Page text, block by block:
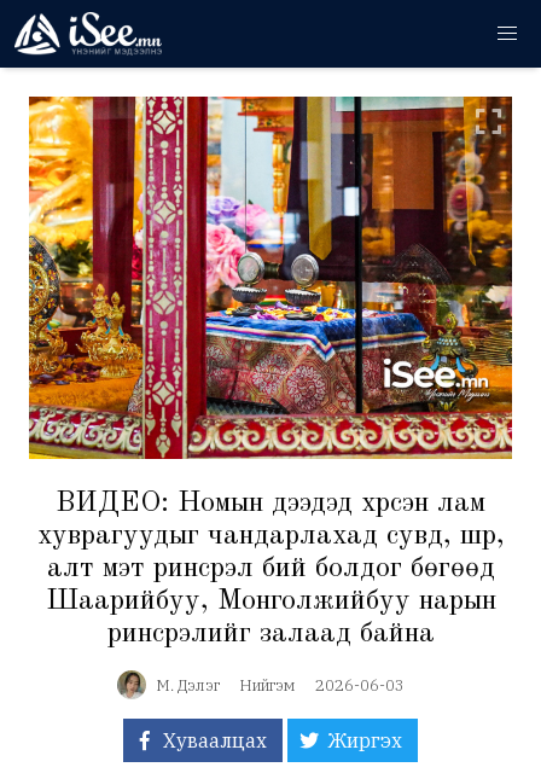
ВИДЕО: Номын дээдэд хүрсэн лам
хуврагуудыг чандарлахад сувд, шүр,
алт мэт ринсрэл бий болдог бөгөөд
Шаарийбуу, Монголжийбуу нарын
ринсрэлийг залаад байна
М. Дэлэг Нийгэм 2026-06-03
Хуваалцах Жиргэх